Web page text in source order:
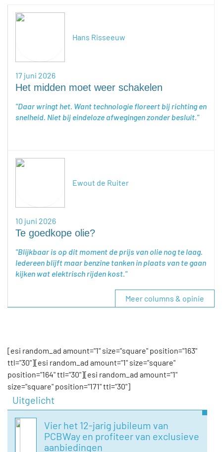
Hans Risseeuw
17 juni 2026
Het midden moet weer schakelen
Daar wringt het. Want technologie floreert bij richting en
snelheid. Niet bij eindeloze afwegingen zonder besluit.
Ewout de Ruiter
10 juni 2026
Te goedkope olie?
Blijkbaar is op dit moment de prijs van olie nog te laag.
Iedereen blijft maar benzine tanken in plaats van te gaan
kijken wat elektrisch rijden kost.
Meer columns & opinie
[esi random_ad amount="1" size="square" position="163"
ttl="30"][esi random_ad amount="1" size="square"
position="164" ttl="30"][esi random_ad amount="1"
size="square" position="171" ttl="30"]
Uitgelicht
Vier het 12-jarig jubileum van
PCBWay en profiteer van exclusieve
aanbiedingen